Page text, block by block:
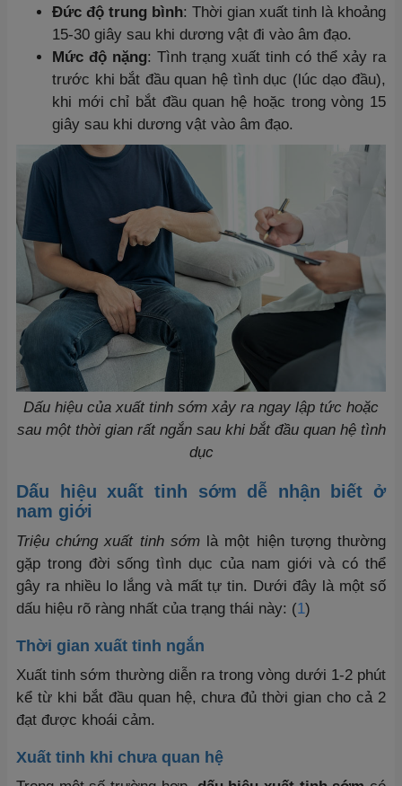
Đức độ trung bình: Thời gian xuất tinh là khoảng
15-30 giây sau khi dương vật đi vào âm đạo.
Mức độ nặng: Tình trạng xuất tinh có thể xảy ra
trước khi bắt đầu quan hệ tình dục (lúc dạo đầu),
khi mới chỉ bắt đầu quan hệ hoặc trong vòng 15
giây sau khi dương vật vào âm đạo.
Dấu hiệu của xuất tinh sớm xảy ra ngay lập tức hoặc
sau một thời gian rất ngắn sau khi bắt đầu quan hệ tình
dục
Dấu hiệu xuất tinh sớm dễ nhận biết ở
nam giới
Triệu chứng xuất tinh sớmlà một hiện tượng thường
gặp trong đời sống tình dục của nam giới và có thể
gây ra nhiều lo lắng và mất tự tin. Dưới đây là một số
dấu hiệu rõ ràng nhất của trạng thái này: (1)
Thời gian xuất tinh ngắn
Xuất tinh sớm thường diễn ra trong vòng dưới 1-2 phút
kể từ khi bắt đầu quan hệ, chưa đủ thời gian cho cả 2
đạt được khoái cảm.
Xuất tinh khi chưa quan hệ